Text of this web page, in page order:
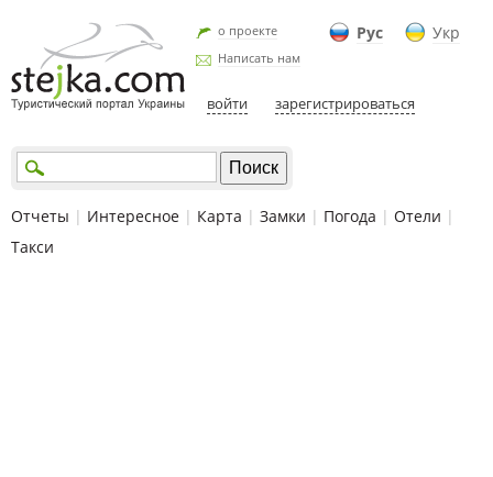
Рус Укр
о проекте
Написать нам
войти зарегистрироваться
Отчеты | Интересное | Карта | Замки | Погода | Отели |
Такси